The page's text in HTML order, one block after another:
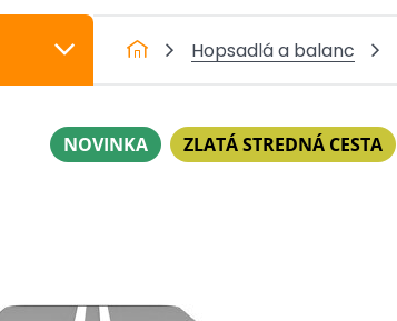
Hopsadlá a balanc
NOVINKA ZLATÁ STREDNÁ CESTA